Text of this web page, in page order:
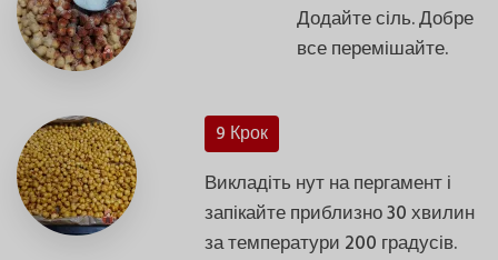
Додайте сіль. Добре
все перемішайте.
9 Крок
Викладіть нут на пергамент і
запікайте приблизно 30 хвилин
за температури 200 градусів.